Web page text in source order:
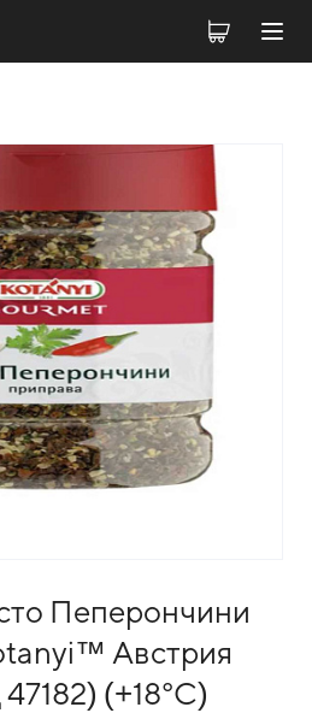
Пеперончини
Австрия
(+18°С)